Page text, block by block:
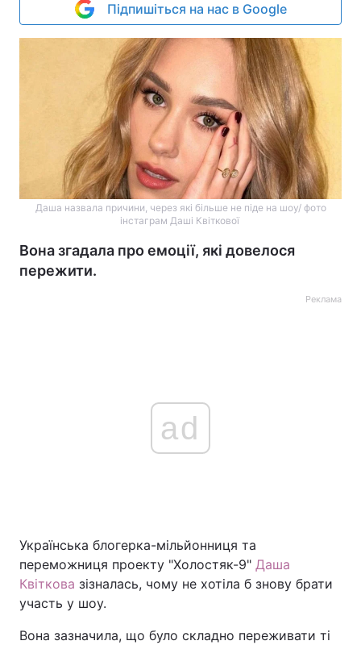
Підпишіться на нас в Google
Даша назвала причини, через які більше не піде на шоу/ фото
інстаграм Даші Квіткової
Вона згадала про емоції, які довелося
пережити.
Реклама
ad
Українська блогерка-мільйонниця та
переможниця проекту "Холостяк-9" Даша
Квіткова зізналась, чому не хотіла б знову брати
участь у шоу.
Вона зазначила, що було складно переживати ті